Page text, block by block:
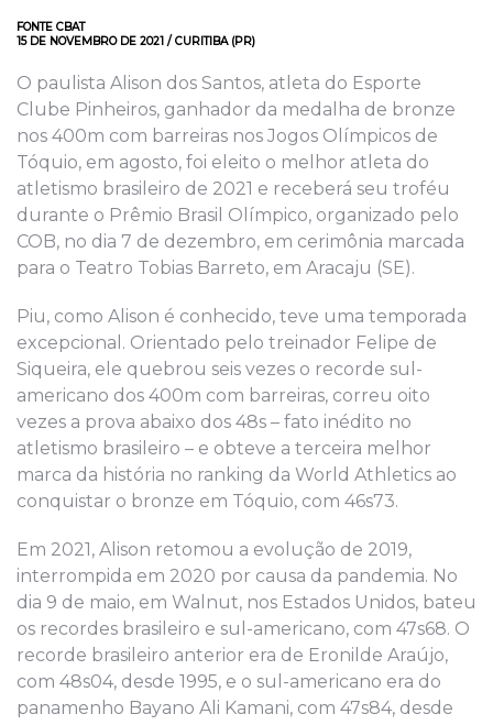
FONTE CBAT
15 DE NOVEMBRO DE 2021 / CURITIBA (PR)
O paulista Alison dos Santos, atleta do Esporte
Clube Pinheiros, ganhador da medalha de bronze
nos 400m com barreiras nos Jogos Olímpicos de
Tóquio, em agosto, foi eleito o melhor atleta do
atletismo brasileiro de 2021 e receberá seu troféu
durante o Prêmio Brasil Olímpico, organizado pelo
COB, no dia 7 de dezembro, em cerimônia marcada
para o Teatro Tobias Barreto, em Aracaju (SE).
Piu, como Alison é conhecido, teve uma temporada
excepcional. Orientado pelo treinador Felipe de
Siqueira, ele quebrou seis vezes o recorde sul-
americano dos 400m com barreiras, correu oito
vezes a prova abaixo dos 48s – fato inédito no
atletismo brasileiro – e obteve a terceira melhor
marca da história no ranking da World Athletics ao
conquistar o bronze em Tóquio, com 46s73.
Em 2021, Alison retomou a evolução de 2019,
interrompida em 2020 por causa da pandemia. No
dia 9 de maio, em Walnut, nos Estados Unidos, bateu
os recordes brasileiro e sul-americano, com 47s68. O
recorde brasileiro anterior era de Eronilde Araújo,
com 48s04, desde 1995, e o sul-americano era do
panamenho Bayano Ali Kamani, com 47s84, desde